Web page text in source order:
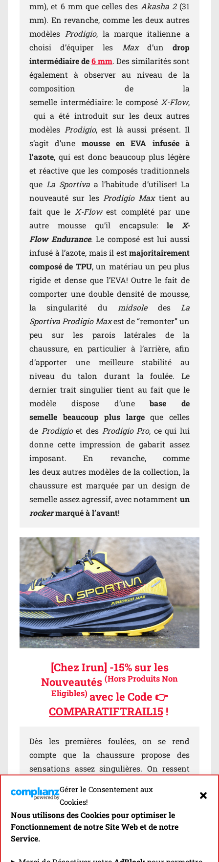
Gérer le Consentement aux
Cookies!
Nous utilisons des Cookies pour optimiser le
Fonctionnement de notre Site Web et de notre
Service.
mm), et 6 mm que celles des Akasha 2 (31
mm). En revanche, comme les deux autres
modèles Prodigio, la marque italienne a
choisi d’équiper les
Max d’undrop
intermédiaire de6 mm. Des similarités sont
également à observer au niveau de la
composition de la
semelle intermédiaire: le composé X-Flow,
qui a été introduit sur les deux autres
modèles Prodigio, est là aussi présent. Il
s’agit d’une mousse en EVA infusée à
l’azote, qui est donc beaucoup plus légère
et réactive que les composés traditionnels
que La Sportivaa l’habitude d’utiliser! La
nouveauté sur les Prodigio Maxtient au
fait que le X-Flowest complété par une
autre mousse qu’il encapsule: le X-
Flow Endurance. Le composé est lui aussi
infusé à l’azote, mais il est majoritairement
composé de TPU, un matériau un peu plus
rigide et dense que l’EVA! Outre le fait de
comporter une double densité de mousse,
la singularité du midsole des La
Sportiva Prodigio Maxest de “remonter” un
peu sur les parois latérales de la
chaussure, en particulier à l’arrière, afin
d’apporter une meilleure stabilité au
niveau du talon durant la foulée. Le
dernier trait singulier tient au fait que le
modèle dispose d’unebase de
semelle beaucoup plus largeque celles
de Prodigioet des Prodigio Pro, ce qui lui
donne cette impression de gabarit assez
imposant. En revanche, comme
les deux autres modèles de la collection, la
chaussure est marquée par un design de
semelle assez agressif, avec notamment un
rockermarqué à l’avant!
[Chez Irun] -15% sur les
Nouveautés (Hors Produits Non
Eligibles) avec le Code 👉
COMPARATIFTRAIL15 !
Dès les premières foulées, on se rend
compte que la chaussure propose des
sensations assez singulières. On ressent
matière sous la voûte
plantaire
, davantage que sur les Prodigio
lesProdigio Pro. Lemidsoleest même
particulièrement épais à l’avant, ce qui a